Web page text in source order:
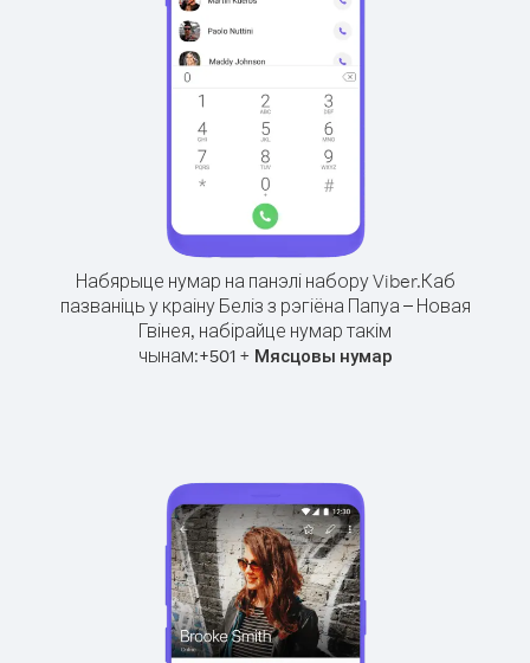
Набярыце нумар на панэлі набору Viber.Каб
пазваніць у краіну Беліз з рэгіёна Папуа – Новая
Гвінея, набірайце нумар такім
чынам:+501+ Мясцовы нумар